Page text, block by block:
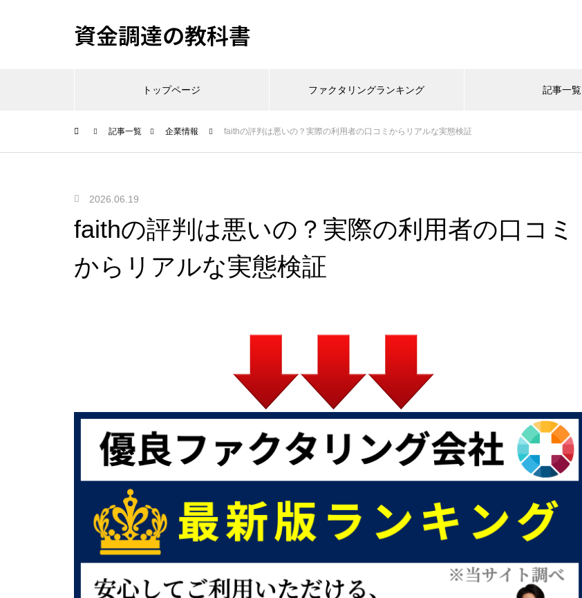
資金調達の教科書
トップページ ファクタリングランキング 記事一覧
記事一覧 企業情報 faithの評判は悪いの？実際の利用者の口コミからリアルな実態検証
2026.06.19
faithの評判は悪いの？実際の利用者の口コミ
からリアルな実態検証